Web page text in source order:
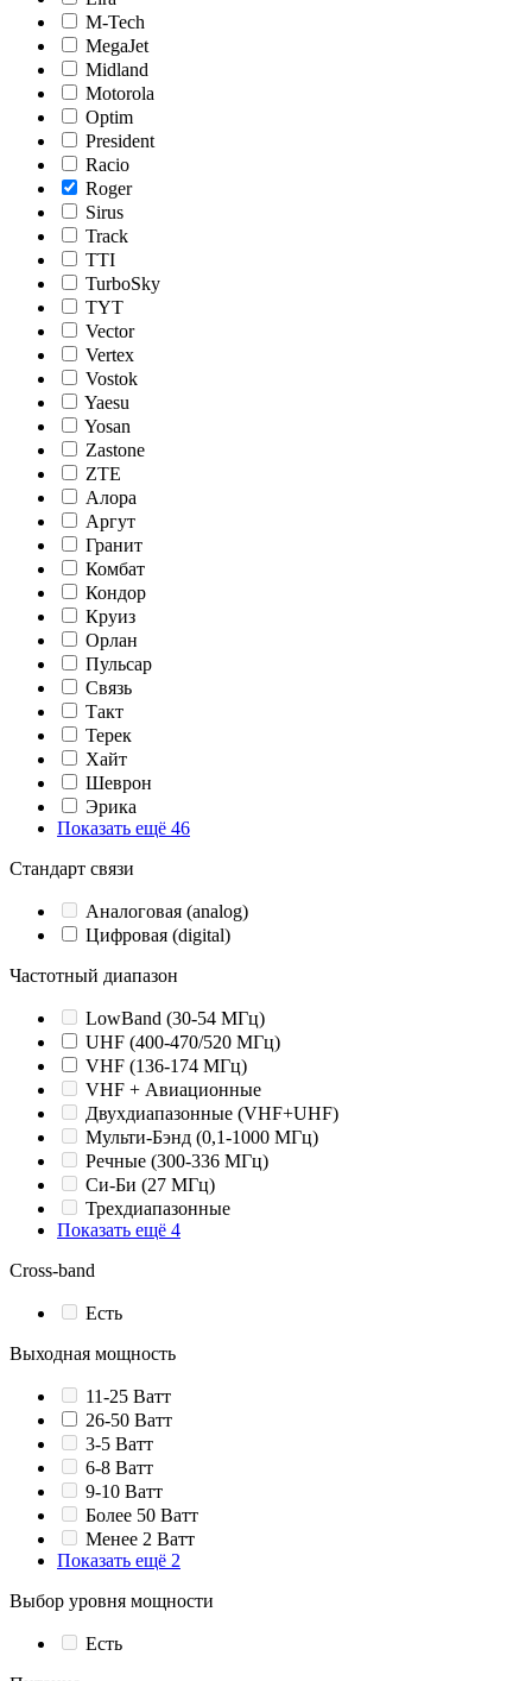
M-Tech
MegaJet
Midland
Motorola
Optim
President
Racio
Roger
Sirus
Track
TTI
TurboSky
TYT
Vector
Vertex
Vostok
Yaesu
Yosan
Zastone
ZTE
Алора
Аргут
Гранит
Комбат
Кондор
Круиз
Орлан
Пульсар
Связь
Такт
Терек
Хайт
Шеврон
Эрика
Показать ещё 46
Стандарт связи
Аналоговая (analog)
Цифровая (digital)
Частотный диапазон
LowBand (30-54 МГц)
UHF (400-470/520 МГц)
VHF (136-174 МГц)
VHF + Авиационные
Двухдиапазонные (VHF+UHF)
Мульти-Бэнд (0,1-1000 МГц)
Речные (300-336 МГц)
Си-Би (27 МГц)
Трехдиапазонные
Показать ещё 4
Cross-band
Есть
Выходная мощность
11-25 Ватт
26-50 Ватт
3-5 Ватт
6-8 Ватт
9-10 Ватт
Более 50 Ватт
Менее 2 Ватт
Показать ещё 2
Выбор уровня мощности
Есть